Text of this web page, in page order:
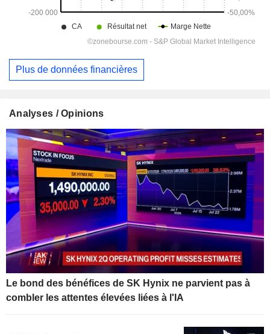
Plus de données financières
Analyses / Opinions
Le bond des bénéfices de SK Hynix ne parvient pas à
combler les attentes élevées liées à l'IA